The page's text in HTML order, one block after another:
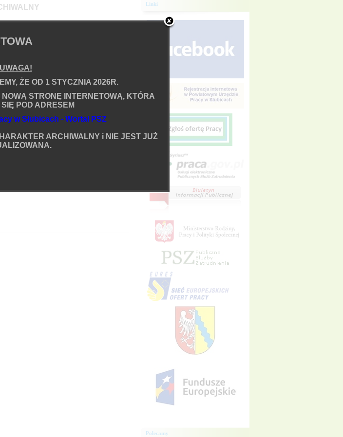
Ossowski
07:35
07:20
Linki
Polecamy
UWAGA!
ŻE OD 1 STYCZNIA 2026R.
STRONĘ INTERNETOWĄ, KTÓRA
POD ADRESEM
w Słubicach - Wortal PSZ
ARCHIWALNY i NIE JEST JUŻ